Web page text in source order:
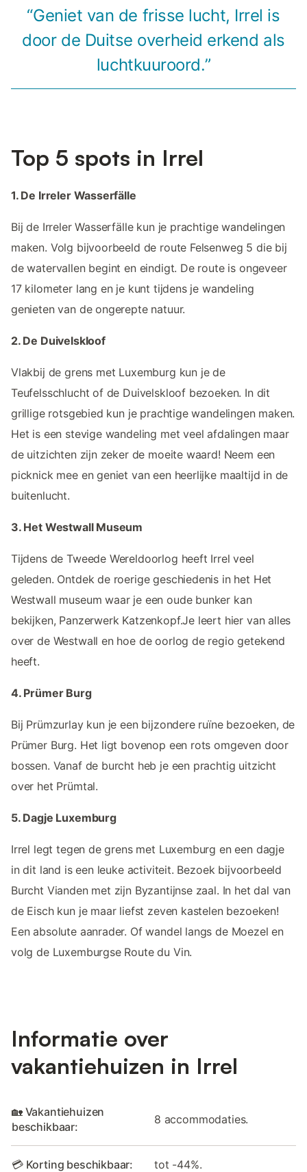
“Geniet van de frisse lucht, Irrel is
door de Duitse overheid erkend als
luchtkuuroord.”
Top 5 spots in Irrel
1. De Irreler Wasserfälle
Bij de Irreler Wasserfälle kun je prachtige wandelingen
maken. Volg bijvoorbeeld de route Felsenweg 5 die bij
de watervallen begint en eindigt. De route is ongeveer
17 kilometer lang en je kunt tijdens je wandeling
genieten van de ongerepte natuur.
2. De Duivelskloof
Vlakbij de grens met Luxemburg kun je de
Teufelsschlucht of de Duivelskloof bezoeken. In dit
grillige rotsgebied kun je prachtige wandelingen maken.
Het is een stevige wandeling met veel afdalingen maar
de uitzichten zijn zeker de moeite waard! Neem een
picknick mee en geniet van een heerlijke maaltijd in de
buitenlucht.
3. Het Westwall Museum
Tijdens de Tweede Wereldoorlog heeft Irrel veel
geleden. Ontdek de roerige geschiedenis in het Het
Westwall museum waar je een oude bunker kan
bekijken, Panzerwerk Katzenkopf.Je leert hier van alles
over de Westwall en hoe de oorlog de regio getekend
heeft.
4. Prümer Burg
Bij Prümzurlay kun je een bijzondere ruïne bezoeken, de
Prümer Burg. Het ligt bovenop een rots omgeven door
bossen. Vanaf de burcht heb je een prachtig uitzicht
over het Prümtal.
5. Dagje Luxemburg
Irrel legt tegen de grens met Luxemburg en een dagje
in dit land is een leuke activiteit. Bezoek bijvoorbeeld
Burcht Vianden met zijn Byzantijnse zaal. In het dal van
de Eisch kun je maar liefst zeven kastelen bezoeken!
Een absolute aanrader. Of wandel langs de Moezel en
volg de Luxemburgse Route du Vin.
Informatie over
vakantiehuizen in Irrel
🏡 Vakantiehuizen
beschikbaar:
8 accommodaties.
💳 Korting beschikbaar: tot -44%.